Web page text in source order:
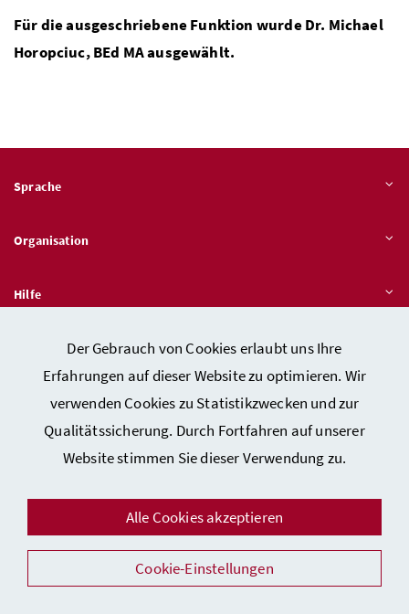
Der Gebrauch von Cookies erlaubt uns Ihre
Erfahrungen auf dieser Website zu optimieren. Wir
verwenden Cookies zu Statistikzwecken und zur
Qualitätssicherung. Durch Fortfahren auf unserer
Website stimmen Sie dieser Verwendung zu.
Alle Cookies akzeptieren
Cookie-Einstellungen
Für die ausgeschriebene Funktion wurdeDr. Michael
Horopciuc,BEd MAausgewählt.
Sprache
Organisation
Hilfe
Quicklinks
Datenschutz
Sicherheit